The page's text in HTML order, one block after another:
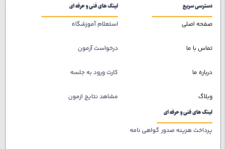
دسترسی سریع
صفحه اصلی
تماس با ما
درباره ما
وبلاگ
لینک های فنی و حرفه ای
استعلام آموزشگاه
درخواست آزمون
کارت ورود به جلسه
مشاهد نتایج ازمون
لینک های فنی و حرفه ای
پرداخت هزینه صدور گواهی نامه